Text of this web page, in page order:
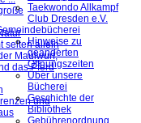
selten allein
Maulwurf,
das Pferd
und
Taekwondo Allkampf
Club Dresden e.V.
Hinweise zu
geänderten
Öffnungszeiten
Über unsere
Bücherei
Geschichte der
Bibliothek
Gebührenordnung